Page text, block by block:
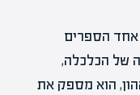
הספרים
של הכלכלה,
הוא מספק את